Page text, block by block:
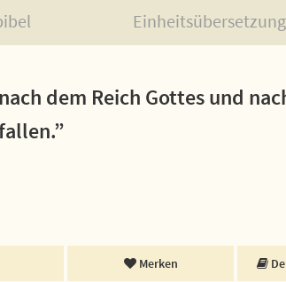
Einheitsübersetzung
dem Reich Gottes und
Merken